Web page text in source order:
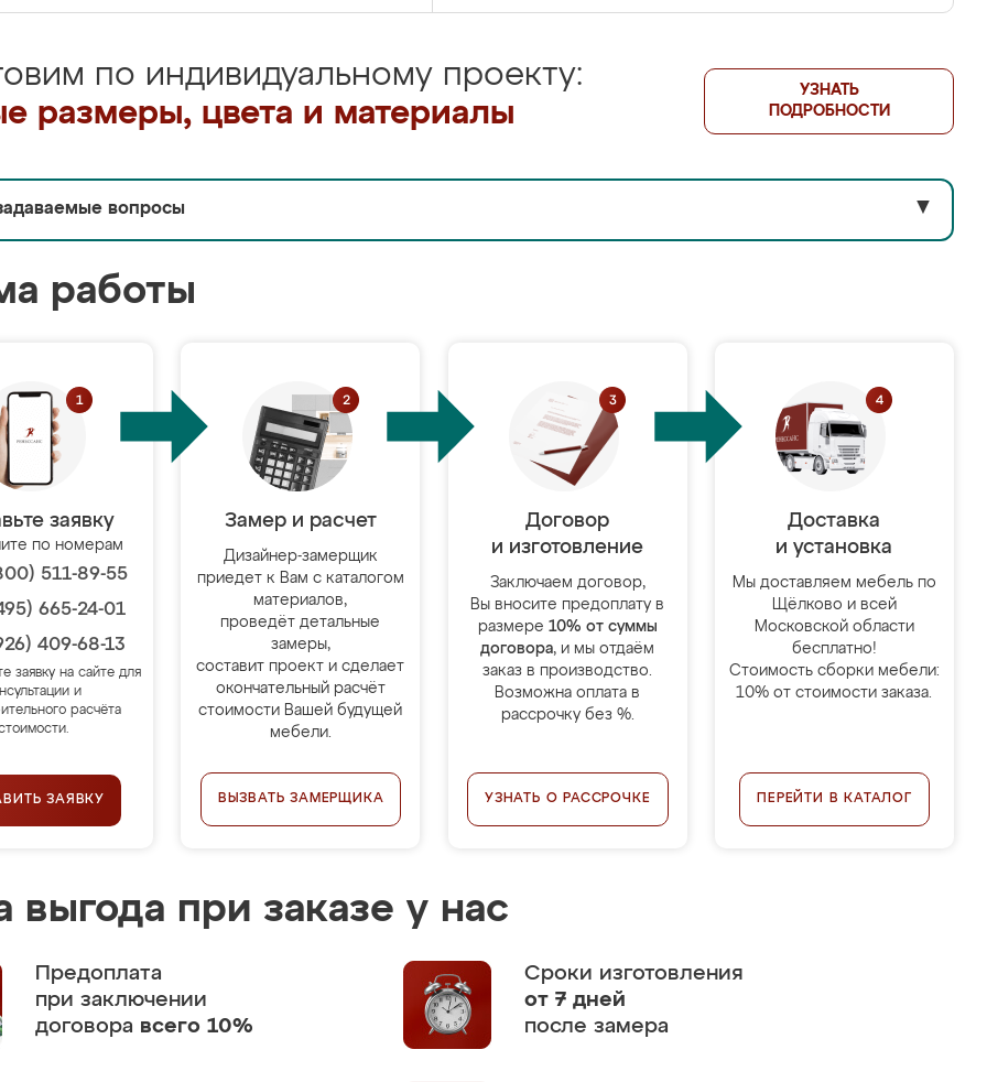
по индивидуальному проекту:
размеры, цвета и материалы
УЗНАТЬ
ПОДРОБНОСТИ
вопросы ▼
работы
заявку
по номерам
511-89-55
665-24-01
409-68-13
заявку на сайте для
и
расчёта
ЗАЯВКУ
Замер и расчет
Дизайнер-замерщик
приедет к Вам с каталогом
материалов,
проведёт детальные
замеры,
составит проект и сделает
окончательный расчёт
стоимости Вашей будущей
мебели.
ВЫЗВАТЬ ЗАМЕРЩИКА
Договор
и изготовление
Заключаем договор,
Вы вносите предоплату в
размере 10% от суммы
договора, и мы отдаём
заказ в производство.
Возможна оплата в
рассрочку без %.
УЗНАТЬ О РАССРОЧКЕ
Доставка
и установка
Мы доставляем мебель по
Щёлково и всей
Московской области
бесплатно!
Стоимость сборки мебели:
10% от стоимости заказа.
ПЕРЕЙТИ В КАТАЛОГ
выгода при заказе у нас
Предоплата
при заключении
договора всего 10%
Сроки изготовления
от 7 дней
после замера